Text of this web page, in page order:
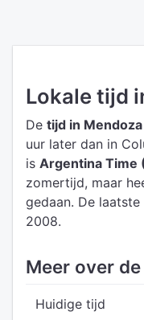
Lokale tijd
De tijd in Mendoza
uur later dan in
is Argentina Time
zomertijd, maar
gedaan. De
2008.
Meer over
Huidige tijd